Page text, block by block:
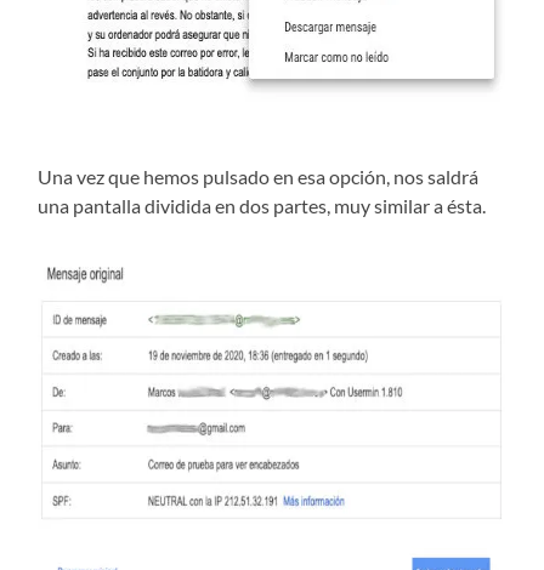
Una vez que hemos pulsado en esa opción, nos saldrá
una pantalla dividida en dos partes, muy similar a ésta.